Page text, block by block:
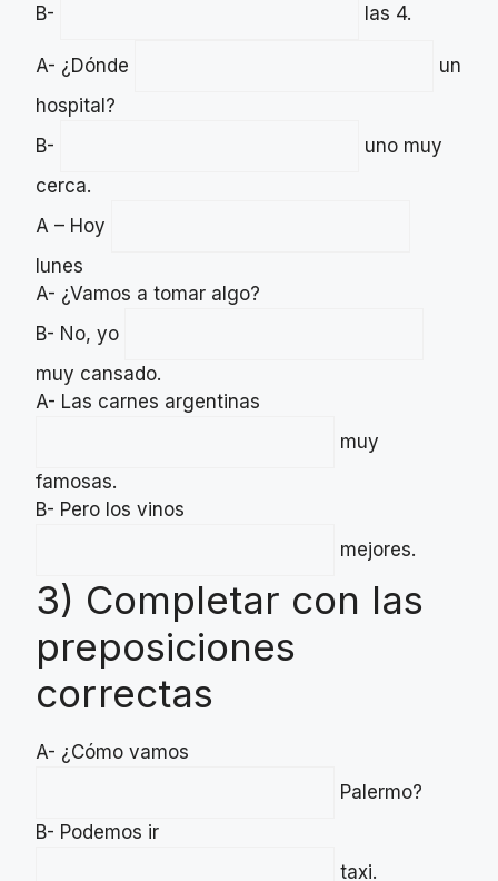
B-
las 4.
A- ¿Dónde
un
hospital?
B-
uno muy
cerca.
A – Hoy
lunes
A- ¿Vamos a tomar algo?
B- No, yo
muy cansado.
A- Las carnes argentinas
muy
famosas.
B- Pero los vinos
mejores.
3) Completar con las
preposiciones
correctas
A- ¿Cómo vamos
Palermo?
B- Podemos ir
taxi.